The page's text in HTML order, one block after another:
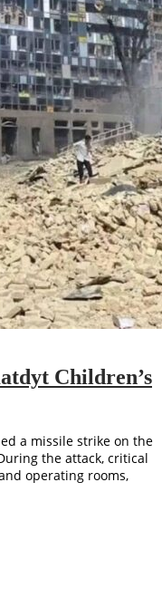
Children’s
a missile strike on the
the attack, critical
operating rooms,